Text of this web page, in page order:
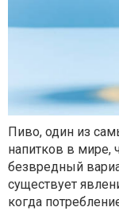
Пиво, один из
напитков в мире,
безвредный
существует
когда